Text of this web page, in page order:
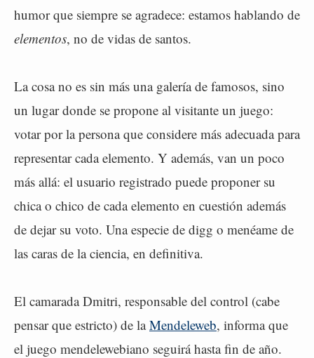
humor que siempre se agradece: estamos hablando de
elementos, no de vidas de santos.
La cosa no es sin más una galería de famosos, sino
un lugar donde se propone al visitante un juego:
votar por la persona que considere más adecuada para
representar cada elemento. Y además, van un poco
más allá: el usuario registrado puede proponer su
chica o chico de cada elemento en cuestión además
de dejar su voto. Una especie de digg o menéame de
las caras de la ciencia, en definitiva.
El camarada Dmitri, responsable del control (cabe
pensar que estricto) de laMendeleweb, informa que
el juego mendelewebiano seguirá hasta fin de año.